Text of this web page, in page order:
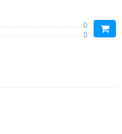
0
0